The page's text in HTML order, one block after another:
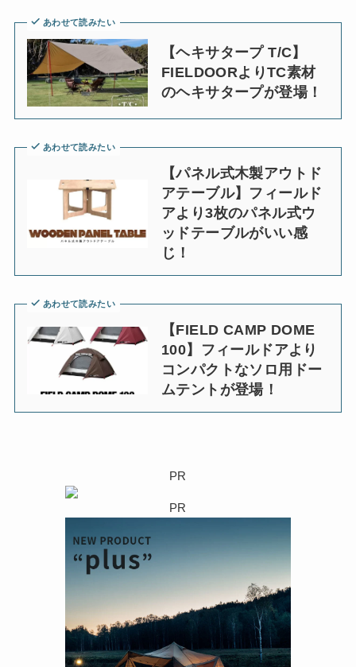
あわせて読みたい
【ヘキサタープ T/C】
FIELDOORよりTC素材
のヘキサタープが登場！
あわせて読みたい
【パネル式木製アウトド
アテーブル】フィールド
アより3枚のパネル式ウ
ッドテーブルがいい感
じ！
あわせて読みたい
【FIELD CAMP DOME
100】フィールドアより
コンパクトなソロ用ドー
ムテントが登場！
PR
PR